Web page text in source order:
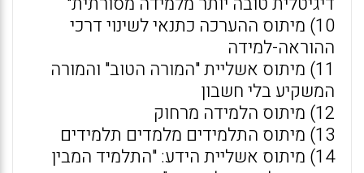
10) מיתוס ההערכה כתנאי לשינוי דרכי
ההוראה-למידה
11) מיתוס אשליית "המורה הטוב" והמורה
המשקיע בלי חשבון
12) מיתוס הלמידה מרחוק
13) מיתוס התלמידים מלמדים תלמידים
14) מיתוס אשליית הידע: "התלמיד המבין